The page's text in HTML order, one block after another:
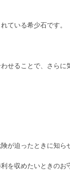
ている希少石です。
せることで、さらに
が迫ったときに知ら
を収めたいときのお